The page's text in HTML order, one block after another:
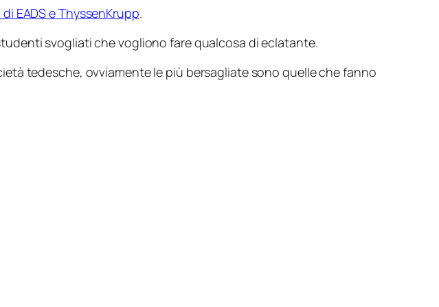
EADS e ThyssenKrupp.
svogliati che vogliono fare qualcosa di eclatante.
tedesche, ovviamente le più bersagliate sono quelle che fanno